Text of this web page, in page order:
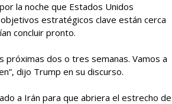
la noche que Estados Unidos
estratégicos clave están cerca
concluir pronto.
próximas dos o tres semanas. Vamos a
dijo Trump en su discurso.
a Irán para que abriera el estrecho de